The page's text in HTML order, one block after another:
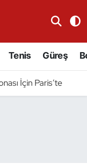
Tenis Güreş
İçin Paris’te